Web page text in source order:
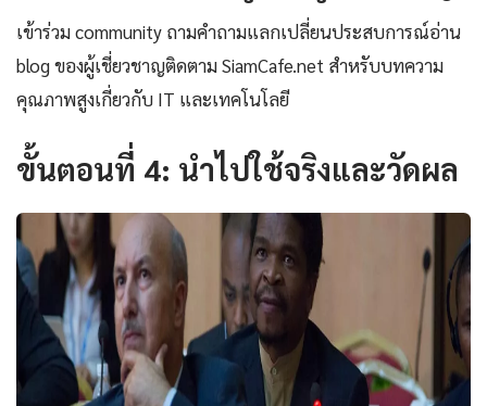
เข้าร่วม community ถามคำถามแลกเปลี่ยนประสบการณ์อ่าน
blog ของผู้เชี่ยวชาญติดตาม SiamCafe.net สำหรับบทความ
คุณภาพสูงเกี่ยวกับ IT และเทคโนโลยี
ขั้นตอนที่ 4: นำไปใช้จริงและวัดผล